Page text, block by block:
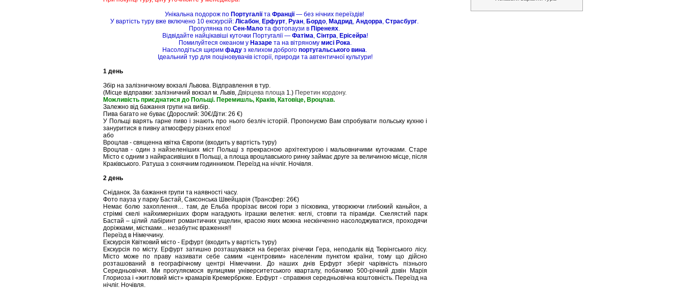
Унікальна подорож по Португаліїта Франції— без нічних переїздів!
У вартість туру вже включено 10 екскурсій: Лісабон, Ерфурт, Руан, Бордо, Мадрид, Андорра, Страсбург.
Прогулянка по Сен-Мало та фотопаузи в Піренеях.
Відвідайте найцікавіші куточки Португалії — Фатіма, Сінтра, Ерісейра!
Помилуйтеся океаном у Назаре та на вітряному мисі Рока.
Насолодіться щирим фадуз келихом доброго португальського вина.
Ідеальний тур для поціновувачів історії, природи та автентичної культури!
1 день
Збір на залізничному вокзалі Львова. Відправлення в тур.
(Місце відправки: залізничний вокзал м. Львів, Двірцева площа 1.) Перетин кордону.
Можливість приєднатися до Польщі. Перемишль, Краків, Катовіце, Вроцлав.
Залежно від бажання групи на вибір.
Пива багато не буває (Дорослий: 30€/Діти: 26 €)
У Польщі варять гарне пиво і знають про нього безліч історій. Пропонуємо Вам спробувати польську кухню і
зануритися в пивну атмосферу різних епох!
або
Вроцлав - священна квітка Європи (входить у вартість туру)
Вроцлав - один з найзеленіших міст Польщі з прекрасною архітектурою і мальовничими куточками. Старе
Місто є одним з найкрасивіших в Польщі, а площа вроцлавського ринку займає друге за величиною місце, після
Краківського. Ратуша з сонячним годинником. Переїзд на нічліг. Ночівля.
2 день
Сніданок. За бажання групи та наявності часу.
Фото пауза у парку Бастай, Саксонська Швейцарія (Трансфер: 26€)
Немає болю захоплення… там, де Ельба прорізає високі гори з пісковика, утворюючи глибокий каньйон, а
стрімкі скелі найхимерніших форм нагадують іграшки велетня: кеглі, стовпи та піраміди. Скелястий парк
Бастай – цілий лабіринт романтичних ущелин, красою яких можна нескінченно насолоджуватися, проходячи
доріжками, містками... незабутнє враження!!
Переїзд в Німеччину.
Екскурсія Квітковий місто - Ерфурт (входить у вартість туру)
Екскурсія по місту. Ерфурт затишно розташувався на берегах річечки Гера, неподалік від Тюрінгського лісу.
Місто може по праву називати себе самим «центровим» населеним пунктом країни, тому що дійсно
розташований в географічному центрі Німеччини. До наших днів Ерфурт зберіг чарівність пізнього
Середньовіччя. Ми прогуляємося вулицями університетського кварталу, побачимо 500-річний дзвін Марія
Глориоза і «житловий міст» крамарів Кремербрюке. Ерфурт - справжня середньовічна коштовність. Переїзд на
нічліг. Ночівля.